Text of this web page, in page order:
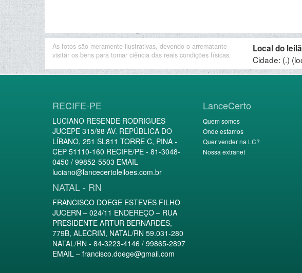
As fotos são meramente ilustrativas, devendo o arrematante
visitar os bens para tomar ciência das reais condições físicas.
Local do
Cidade: (.)
RECIFE-PE
LUCIANO RESENDE RODRIGUES
JUCEPE 315/98 AV. REPÚBLICA DO
LÍBANO, 251 SL811 TORRE C, PINA -
CEP 51110-160 RECIFE/PE - 81-3048-
0450 / 99852-5503 EMAIL
luciano@lancecertoleiloes.com.br
NATAL - RN
FRANCISCO DOEGE ESTEVES FILHO
JUCERN – 024/11 ENDEREÇO – RUA
PRESIDENTE ARTUR BERNARDES,
779B, ALECRIM, NATAL/RN 59.031-280
NATAL/RN - 84-3223-4146 / 99865-2897
EMAIL – francisco.doege@gmail.com
LanceCerto
Quem somos
Onde estamos
Quer vender na LC?
Nossa extranet